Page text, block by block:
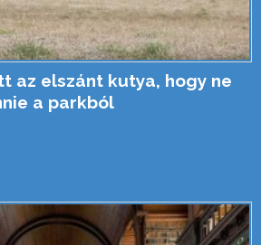
az elszánt kutya, hogy ne
a parkból